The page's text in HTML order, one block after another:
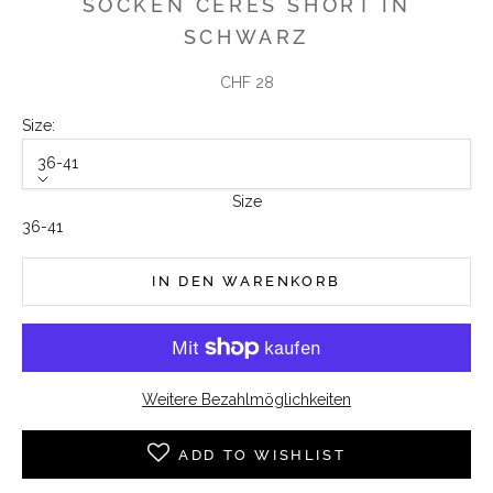
SOCKEN CERES SHORT IN
SCHWARZ
Angebot
CHF 28
Size:
36-41
Size
36-41
IN DEN WARENKORB
Weitere Bezahlmöglichkeiten
ADD TO WISHLIST